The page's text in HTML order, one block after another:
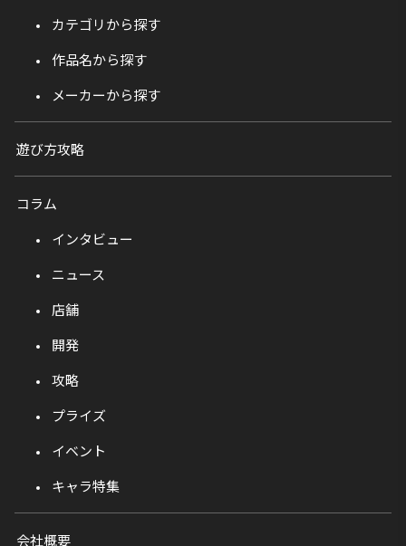
カテゴリから探す
作品名から探す
メーカーから探す
遊び方攻略
コラム
インタビュー
ニュース
店舗
開発
攻略
プライズ
イベント
キャラ特集
会社概要